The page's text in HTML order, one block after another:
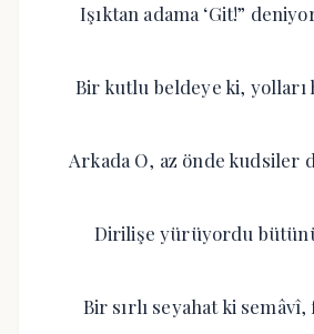
Işıktan adama ‘Git!”
Bir kutlu beldeye ki,
Arkada O, az önde kudsiler
Dirilişe yürüyordu
Bir sırlı seyahat ki